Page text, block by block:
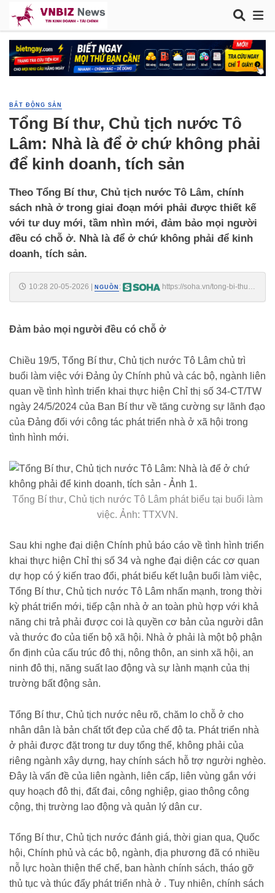
BẤT ĐỘNG SẢN
Tổng Bí thư, Chủ tịch nước Tô
Lâm: Nhà là để ở chứ không phải
để kinh doanh, tích sản
Theo Tổng Bí thư, Chủ tịch nước Tô Lâm, chính
sách nhà ở trong giai đoạn mới phải được thiết kế
với tư duy mới, tầm nhìn mới, đảm bảo mọi người
đều có chỗ ở. Nhà là để ở chứ không phải để kinh
doanh, tích sản.
10:28 20-05-2026 NGUỒN :
https://soha.vn/tong-bi-thu-
Đảm bảo mọi người đều có chỗ ở
Chiều 19/5, Tổng Bí thư, Chủ tịch nước Tô Lâm chủ trì
buổi làm việc với Đảng ủy Chính phủ và các bộ, ngành liên
quan về tình hình triển khai thực hiện Chỉ thị số 34-CT/TW
ngày 24/5/2024 của Ban Bí thư về tăng cường sự lãnh đạo
của Đảng đối với công tác phát triển nhà ở xã hội trong
tình hình mới.
Tổng Bí thư, Chủ tịch nước Tô Lâm phát biểu tại buổi làm
việc. Ảnh: TTXVN.
Sau khi nghe đại diện Chính phủ báo cáo về tình hình triển
khai thực hiện Chỉ thị số 34 và nghe đại diện các cơ quan
dự họp có ý kiến trao đổi, phát biểu kết luận buổi làm việc,
Tổng Bí thư, Chủ tịch nước Tô Lâm nhấn mạnh, trong thời
kỳ phát triển mới, tiếp cận nhà ở an toàn phù hợp với khả
năng chi trả phải được coi là quyền cơ bản của người dân
và thước đo của tiến bộ xã hội. Nhà ở phải là một bộ phận
ổn định của cấu trúc đô thị, nông thôn, an sinh xã hội, an
ninh đô thị, năng suất lao động và sự lành mạnh của thị
trường bất động sản.
Tổng Bí thư, Chủ tịch nước nêu rõ, chăm lo chỗ ở cho
nhân dân là bản chất tốt đẹp của chế độ ta. Phát triển nhà
ở phải được đặt trong tư duy tổng thể, không phải của
riêng ngành xây dựng, hay chính sách hỗ trợ người nghèo.
Đây là vấn đề của liên ngành, liên cấp, liên vùng gắn với
quy hoạch đô thị, đất đai, công nghiệp, giao thông công
cộng, thị trường lao động và quản lý dân cư.
Tổng Bí thư, Chủ tịch nước đánh giá, thời gian qua, Quốc
hội, Chính phủ và các bộ, ngành, địa phương đã có nhiều
nỗ lực hoàn thiện thể chế, ban hành chính sách, tháo gỡ
thủ tục và thúc đẩy phát triển nhà ở . Tuy nhiên, chính sách